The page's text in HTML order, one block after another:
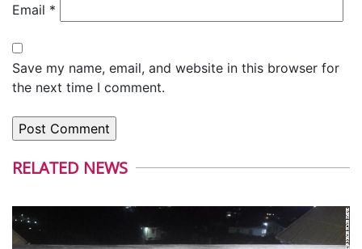
Email *
Save my name, email, and website in this browser for
the next time I comment.
RELATED NEWS